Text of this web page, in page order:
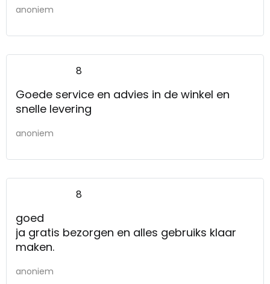
hangt.
anoniem
8
Goede service en advies in de winkel en
snelle levering
anoniem
8
goed
ja gratis bezorgen en alles gebruiks klaar
maken.
anoniem